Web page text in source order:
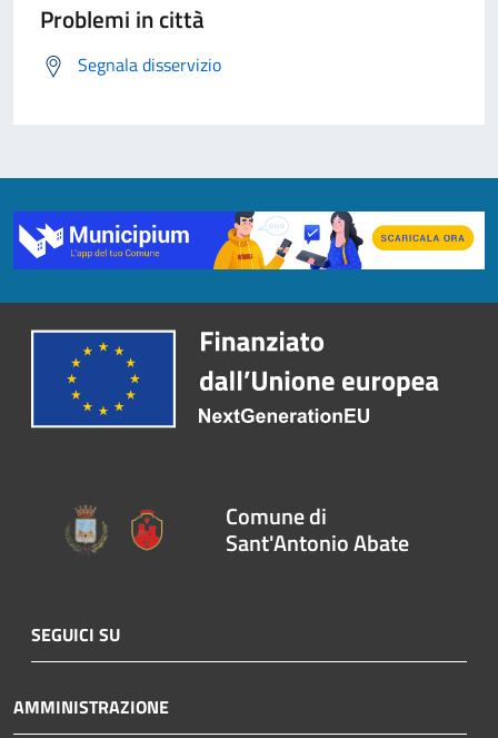
Problemi in città
Segnala disservizio
Comune di
Sant'Antonio Abate
SEGUICI SU
AMMINISTRAZIONE